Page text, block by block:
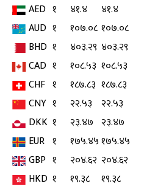
AED १ ४१.४
४१.४
AUD १ १०७.०८ १०७.०८
BHD १ ४०३.२९ ४०३.२९
CAD १ १०८.५३ १०८.५३
CHF १ १८७.८३ १८७.८३
CNY १ २२.५३
२२.५३
DKK १ २३.४७ २३.४७
EUR १ १७५.४५१७५.४५
GBP १ २०४.६२ २०४.६२
HKD १ १९.३८
१९.३८